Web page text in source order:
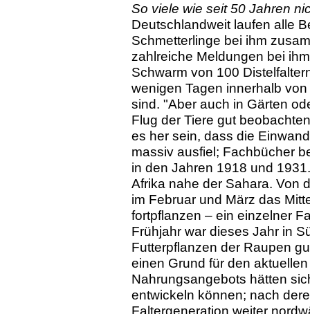
So viele wie seit 50 Jahren
Deutschlandweit laufen alle
Schmetterlinge bei ihm
zahlreiche Meldungen bei
Schwarm von 100
wenigen Tagen innerhalb
sind. "Aber auch in Gärten
Flug der Tiere gut
es her sein, dass die
massiv ausfiel; Fachbücher
in den Jahren 1918 und
Afrika nahe der Sahara. Von
im Februar und März das
fortpflanzen – ein einzelner
Frühjahr war dieses Jahr in
Futterpflanzen der Raupen
einen Grund für den
Nahrungsangebots hätten
entwickeln können; nach
Faltergeneration weiter